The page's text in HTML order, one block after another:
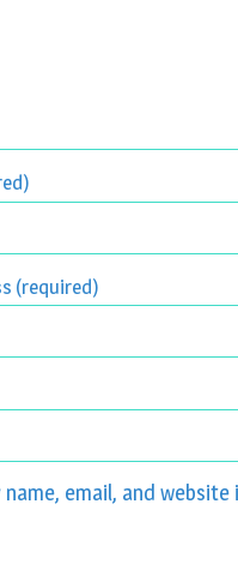
(required)
name, email, and